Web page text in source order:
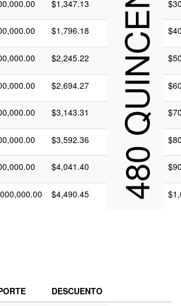
480 QUINCENAS
$1,347.13
$1,796.18
$2,245.22
$2,694.27
$3,143.31
$3,592.36
$4,041.40
$4,490.45
DESCUENTO